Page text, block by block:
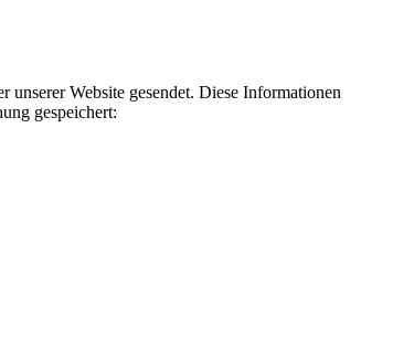
Website gesendet. Diese Informationen
gespeichert: